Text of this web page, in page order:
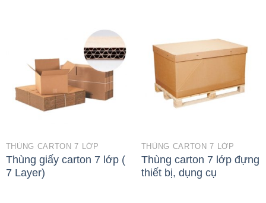
THÙNG CARTON 7 LỚP
Thùng giấy carton 7 lớp (
7 Layer)
THÙNG CARTON 7 LỚP
Thùng carton 7 lớp đựng
thiết bị, dụng cụ